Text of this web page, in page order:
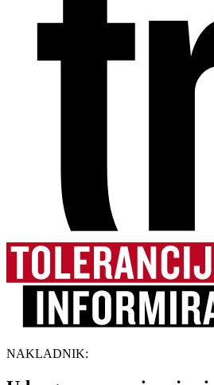
NAKLADNIK: